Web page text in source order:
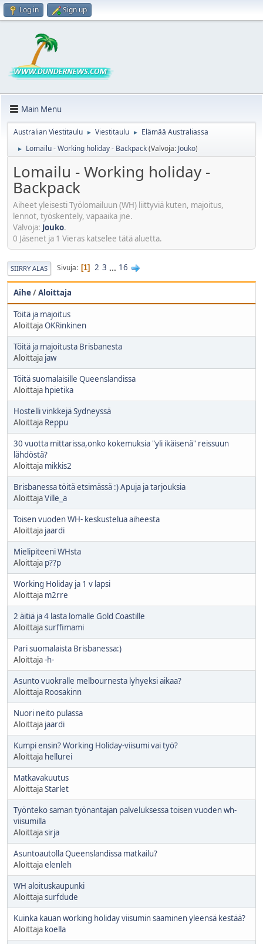
Log in Sign up
Main Menu
Australian Viestitaulu ► Viestitaulu ► Elämää Australiassa
► Lomailu - Working holiday - Backpack(Valvoja: Jouko)
Lomailu - Working holiday -
Backpack
Aiheet yleisesti Työlomailuun (WH) liittyviä kuten, majoitus,
lennot, työskentely, vapaaika jne.
Valvoja: Jouko.
0 Jäsenet ja 1 Vieras katselee tätä aluetta.
SIIRRY ALAS Sivuja 1 2 3 ... 16
Aihe/Aloittaja
Töitä ja majoitus
AloittajaOKRinkinen
Töitä ja majoitusta Brisbanesta
Aloittaja jaw
Töitä suomalaisille Queenslandissa
Aloittaja hpietika
Hostelli vinkkejä Sydneyssä
Aloittaja Reppu
30 vuotta mittarissa,onko kokemuksia "yli ikäisenä" reissuun
lähdöstä?
Aloittaja mikkis2
Brisbanessa töitä etsimässä :) Apuja ja tarjouksia
AloittajaVille_a
Toisen vuoden WH- keskustelua aiheesta
Aloittaja jaardi
Mielipiteeni WHsta
Aloittaja p??p
Working Holiday ja 1 v lapsi
Aloittaja m2rre
2 äitiä ja 4 lasta lomalle Gold Coastille
Aloittajasurffimami
Pari suomalaista Brisbanessa:)
Aloittaja-h-
Asunto vuokralle melbournesta lyhyeksi aikaa?
Aloittaja Roosakinn
Nuori neito pulassa
Aloittaja jaardi
Kumpi ensin? Working Holiday-viisumi vai työ?
Aloittaja hellurei
Matkavakuutus
AloittajaStarlet
Työnteko saman työnantajan palveluksessa toisen vuoden wh-
viisumilla
Aloittajasirja
Asuntoautolla Queenslandissa matkailu?
Aloittajaelenleh
WH aloituskaupunki
Aloittajasurfdude
Kuinka kauan working holiday viisumin saaminen yleensä kestää?
Aloittaja koella